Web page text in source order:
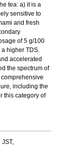
tea: a) it is a
sensitive to
and fresh
of 5 g/100
a higher TDS.
accelerated
the spectrum of
including the
this category of